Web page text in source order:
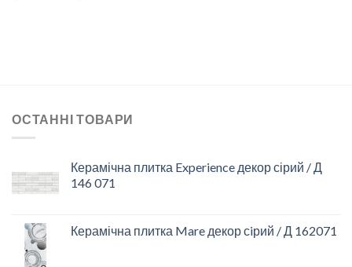
ОСТАННІ ТОВАРИ
Керамічна плитка Experience декор сірий / Д
146 071
Керамічна плитка Mare декор сiрий / Д 162071